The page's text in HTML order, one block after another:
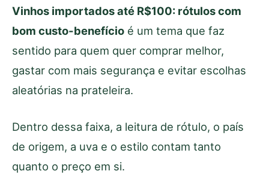
Vinhos importados até R$100: rótulos com
bom custo-benefício é um tema que faz
sentido para quem quer comprar melhor,
gastar com mais segurança e evitar escolhas
aleatórias na prateleira.
Dentro dessa faixa, a leitura de rótulo, o país
de origem, a uva e o estilo contam tanto
quanto o preço em si.